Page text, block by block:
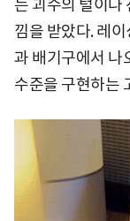
는 괴수의 털이나
낌을 받았다. 레
과 배기구에서 나
수준을 구현하는